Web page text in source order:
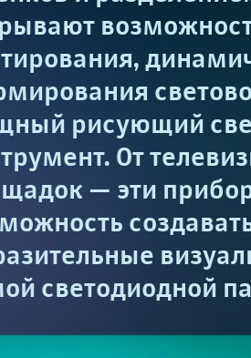
рисующий
От
— эти
светодиодной